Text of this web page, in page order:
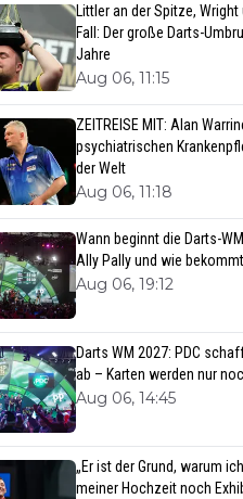
Littler an der Spitze,
Fall: Der große Darts-
Jahre
Aug 06, 11:15
ZEITREISE MIT: Alan
psychiatrischen
der Welt
Aug 06, 11:18
Wann beginnt die Darts-
Ally Pally und wie
Aug 06, 19:12
Darts WM 2027: PDC
ab – Karten werden nur
Aug 06, 14:45
„Er ist der Grund, warum
meiner Hochzeit noch